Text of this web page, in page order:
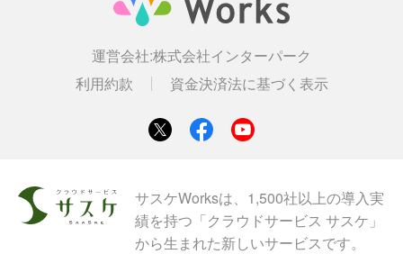
運営会社:株式会社インターパーク
利用約款
資金決済法に基づく表示
サスケWorksは、1,500社以上の導入実
績を持つ「クラウドサービス サスケ」
から生まれた新しいサービスです。